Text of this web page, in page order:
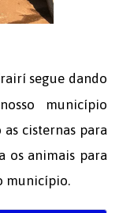
segue dando
município
cisternas para
os animais para
município.